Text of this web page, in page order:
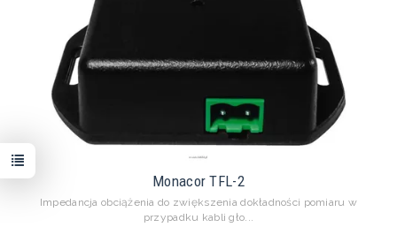
Monacor TFL-2
Impedancja obciążenia do zwiększenia dokładności pomiaru w
przypadku kabli gło...